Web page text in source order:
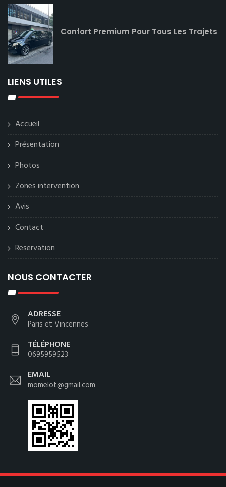
Confort Premium Pour Tous Les Trajets
LIENS UTILES
Accueil
Présentation
Photos
Zones intervention
Avis
Contact
Reservation
NOUS CONTACTER
ADRESSE
Paris et Vincennes
TÉLÉPHONE
0695959523
EMAIL
momelot@gmail.com